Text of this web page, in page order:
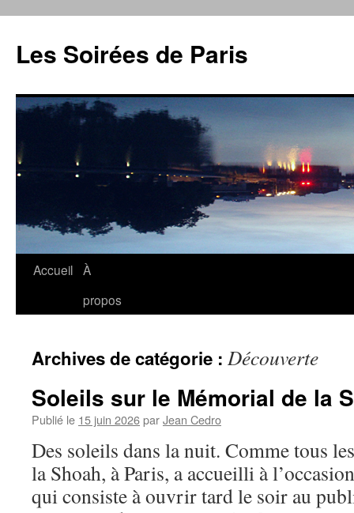
contenu
Les Soirées de Paris
Accueil À
propos
Archives de catégorie : Découverte
Soleils sur le Mémorial de la
Publié le 15 juin 2026parJean Cedro
Des soleils dans la nuit. Comme tous
la Shoah, à Paris, a accueilli à
qui consiste à ouvrir tard le soir au